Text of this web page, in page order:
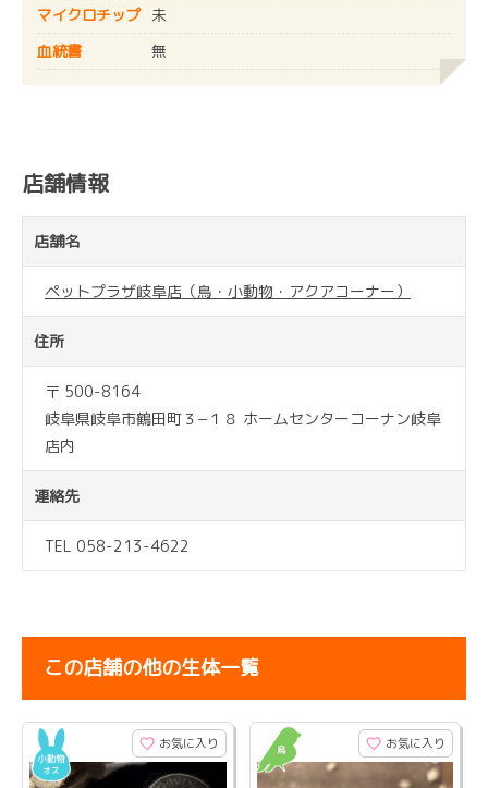
マイクロチップ
未
血統書
無
店舗情報
店舗名
ペットプラザ岐阜店（鳥・小動物・アクアコーナー）
住所
〒 500-8164
岐阜県岐阜市鶴田町３−１８ ホームセンターコーナン岐阜
店内
連絡先
TEL 058-213-4622
この店舗の他の生体一覧
お気に入り お気に入り